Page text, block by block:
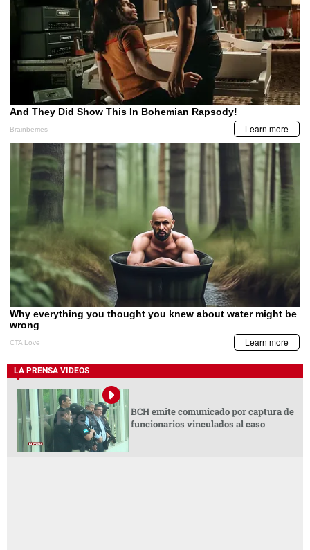
LA PRENSA VIDEOS
BCH emite comunicado por captura de
funcionarios vinculados al caso